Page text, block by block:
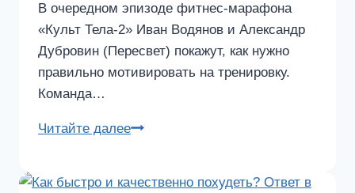
В очередном эпизоде фитнес-марафона
«Культ Тела-2» Иван Водянов и Александр
Дубровин (Пересвет) покажут, как нужно
правильно мотивировать на тренировку.
Команда…
Читайте далееСемнадцатый